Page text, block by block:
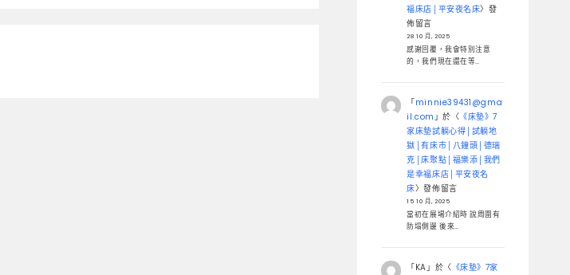
福床店│平安夜名床〉發
佈留言
28 10 月, 2025
感謝回覆，我會特別注意
的，我們現在還在等…
「minnie39431@gma
il.com 」於〈 《床墊》7
家床墊試躺心得│試躺地
獄│有床市│八鐘頭│德瑞
克│床聚點│福樂添│我們
是幸福床店│平安夜名
床〉發佈留言
15 10 月, 2025
當初在展場介紹時 說周圍有
防塌側邊 後來…
「KA」於〈 《床墊》7家